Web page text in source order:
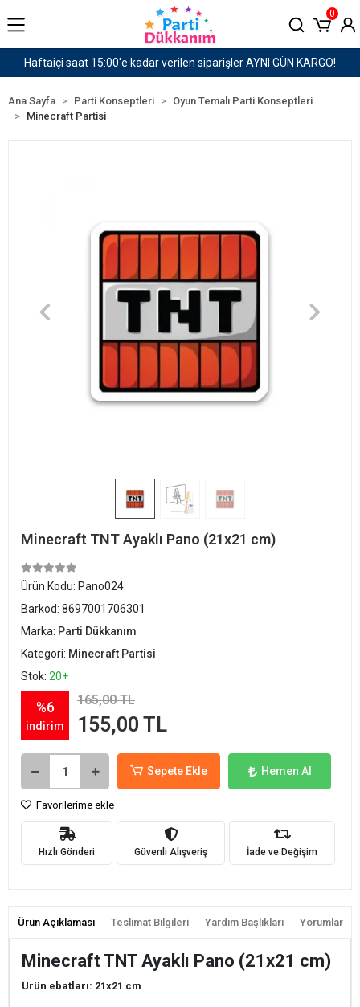
GÜN KARGO! 1500 TL ve Üzeri Kargo Ücretsiz!
0
Ana Sayfa Parti Konseptleri
Oyun Temalı Parti Konseptleri
Minecraft Partisi
Minecraft TNT Ayaklı Pano (21x21 cm)
Ürün Kodu: Pano024
Barkod: 8697001706301
Marka: Parti Dükkanım
Kategori: Minecraft Partisi
Stok: 20+
%6
indirim
165,00 TL
155,00 TL
Sepete Ekle Hemen Al
Favorilerime ekle
Hızlı Gönderi Güvenli Alışveriş İade ve Değişim
Ürün Açıklaması Teslimat Bilgileri Yardım Başlıkları Yorumlar
Minecraft TNT Ayaklı Pano (21x21 cm)
Ürün ebatları: 21x21 cm